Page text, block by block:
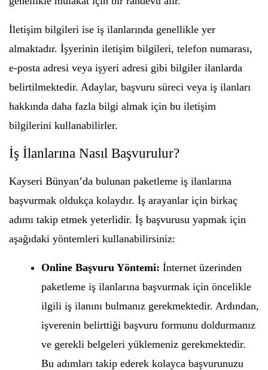
İletişim bilgileri ise iş ilanlarında genellikle yer
almaktadır. İşyerinin iletişim bilgileri, telefon numarası,
e-posta adresi veya işyeri adresi gibi bilgiler ilanlarda
belirtilmektedir. Adaylar, başvuru süreci veya iş ilanları
hakkında daha fazla bilgi almak için bu iletişim
bilgilerini kullanabilirler.
İş İlanlarına Nasıl Başvurulur?
Kayseri Bünyan’da bulunan paketleme iş ilanlarına
başvurmak oldukça kolaydır. İş arayanlar için birkaç
adımı takip etmek yeterlidir. İş başvurusu yapmak için
aşağıdaki yöntemleri kullanabilirsiniz:
Online Başvuru Yöntemi: İnternet üzerinden
paketleme iş ilanlarına başvurmak için öncelikle
ilgili iş ilanını bulmanız gerekmektedir. Ardından,
işverenin belirttiği başvuru formunu doldurmanız
ve gerekli belgeleri yüklemeniz gerekmektedir.
Bu adımları takip ederek kolayca başvurunuzu